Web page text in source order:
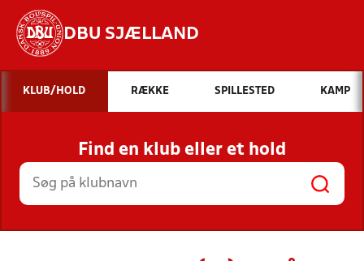
DBU SJÆLLAND
Hvad vil du søge efter?
INDHOLD OG NYHEDER
STILLINGER, RESULTATER, KLUBBER OG
HOLD
KLUB/HOLD RÆKKE SPILLESTED KAMP
Find en klub eller et hold